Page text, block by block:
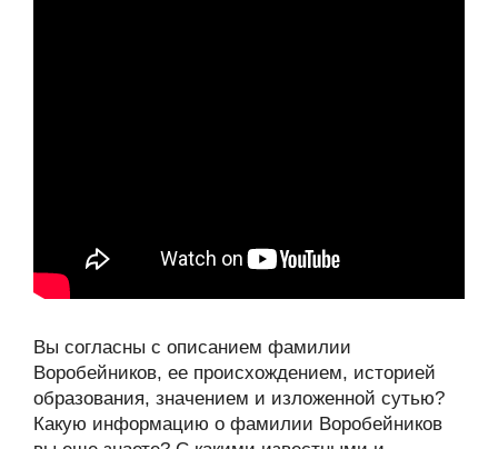
Вы согласны с описанием фамилии
Воробейников, ее происхождением, историей
образования, значением и изложенной сутью?
Какую информацию о фамилии Воробейников